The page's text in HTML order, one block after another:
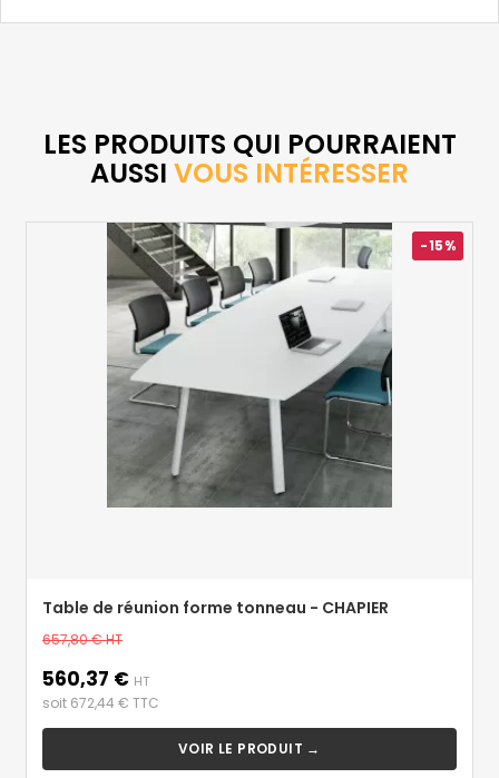
LES PRODUITS QUI POURRAIENT
AUSSI VOUS INTÉRESSER
-15%
Table de réunion forme tonneau - CHAPIER
Prix
base
657,80 €HT
Prix
560,37 € HT
soit 672,44 € TTC
VOIR LE PRODUIT →